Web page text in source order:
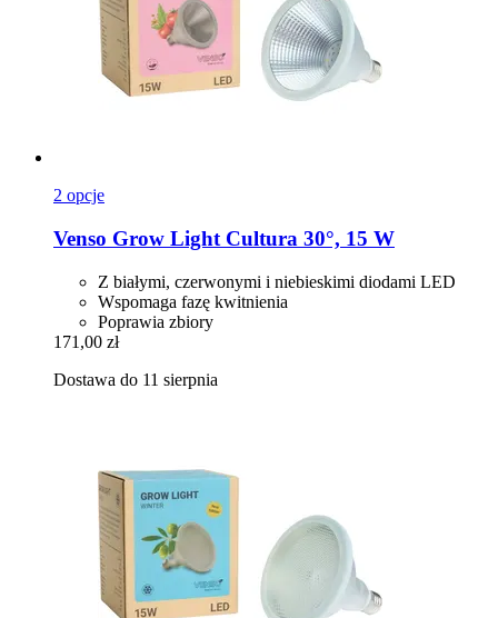
2 opcje
Venso Grow Light Cultura 30°, 15 W
Z białymi, czerwonymi i niebieskimi diodami LED
Wspomaga fazę kwitnienia
Poprawia zbiory
171,00 zł
Dostawa do 11 sierpnia